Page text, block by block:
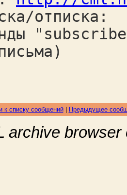
отписка:
к списку сообщений| Предыдущее
archive